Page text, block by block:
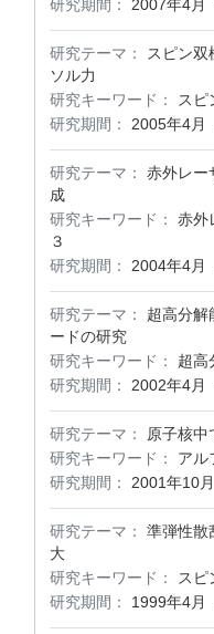
研究期間： 2007年4月
研究テーマ：
スピン双
ソル力
研究キーワード：
スピ
研究期間：
2005年4月
研究テーマ：
赤外レー
成
研究キーワード：
赤外
３
研究期間：
2004年4月
研究テーマ：
超高分解
ードの研究
研究キーワード：
超高
研究期間：
2002年4月
研究テーマ：
原子核中
研究キーワード：
アル
研究期間：
2001年10月
研究テーマ：
準弾性散
大
研究キーワード：
スピ
研究期間：
1999年4月